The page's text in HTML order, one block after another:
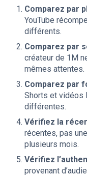
Comparez par
YouTube
différents.
Comparez par
créateur de 1M
mêmes attentes.
Comparez par
Shorts et vidéos
différentes.
Vérifiez la
récentes, pas
plusieurs mois.
Vérifiez
provenant